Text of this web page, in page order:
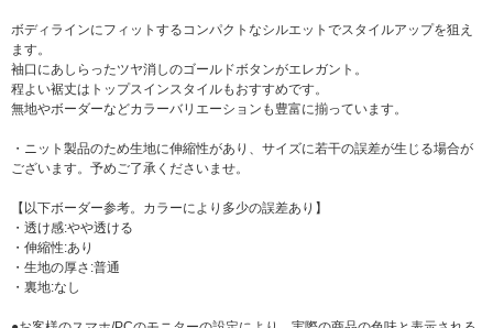
ボディラインにフィットするコンパクトなシルエットでスタイルアップを狙え
ます。
袖口にあしらったツヤ消しのゴールドボタンがエレガント。
程よい裾丈はトップスインスタイルもおすすめです。
無地やボーダーなどカラーバリエーションも豊富に揃っています。
・ニット製品のため生地に伸縮性があり、サイズに若干の誤差が生じる場合が
ございます。予めご了承くださいませ。
【以下ボーダー参考。カラーにより多少の誤差あり】
・透け感:やや透ける
・伸縮性:あり
・生地の厚さ:普通
・裏地:なし